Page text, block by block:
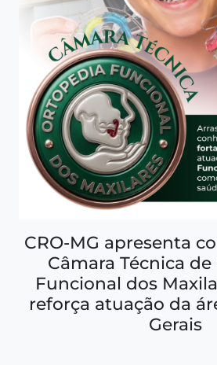
CRO-MG apresenta
Câmara Técnica
Funcional dos
reforça atuação da
Gerais